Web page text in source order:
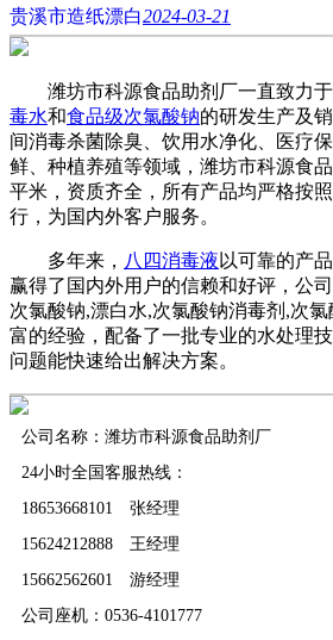
贵溪市造纸漂白2024-03-21
潍坊市科源食品助剂厂一直致力于
毒水和食品级次氯酸钠的研发生产及
间消毒杀菌除臭、饮用水净化、医疗
鲜、种植养殖等领域，潍坊市科源食
平米，资质齐全，所有产品均严格按
行，为国内外客户服务。
多年来， 八四消毒液 以可靠的产
赢得了国内外用户的信赖和好评，公
次氯酸钠,漂白水,次氯酸钠消毒剂,次
富的经验，配备了一批专业的水处理
问题能快速给出解决方案。
公司名称：潍坊市科源食品助剂厂
24小时全国客服热线：
18653668101 张经理
15624212888 王经理
15662562601 游经理
公司座机：0536-4101777